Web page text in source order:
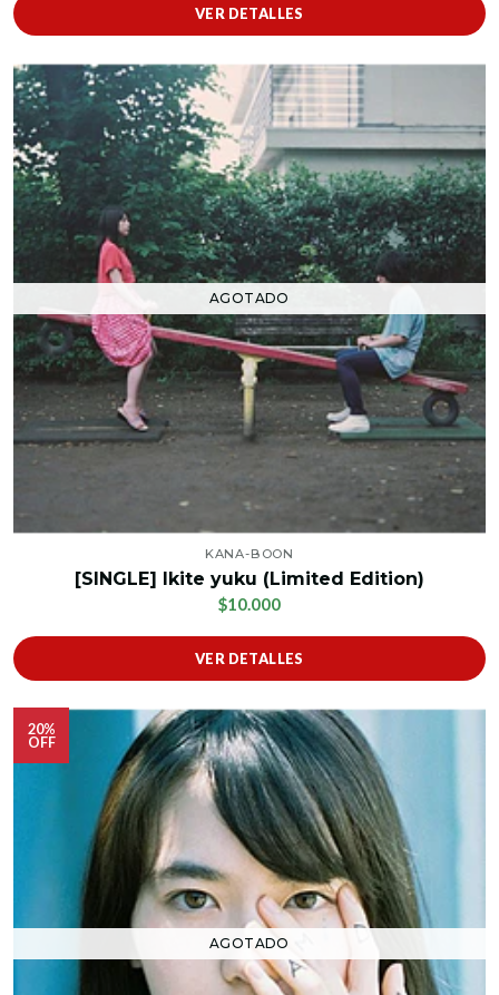
VER DETALLES
AGOTADO
KANA-BOON
[SINGLE] Ikite yuku (Limited Edition)
$10.000
VER DETALLES
20%
OFF
AGOTADO